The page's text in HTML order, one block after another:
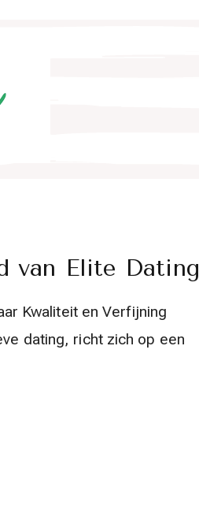
van Elite Dating
Kwaliteit en Verfijning
dating, richt zich op een